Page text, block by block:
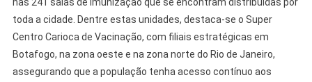
toda a cidade. Dentre estas unidades, destaca-se o Super
Centro Carioca de Vacinação, com filiais estratégicas em
Botafogo, na zona oeste e na zona norte do Rio de Janeiro,
assegurando que a população tenha acesso contínuo aos